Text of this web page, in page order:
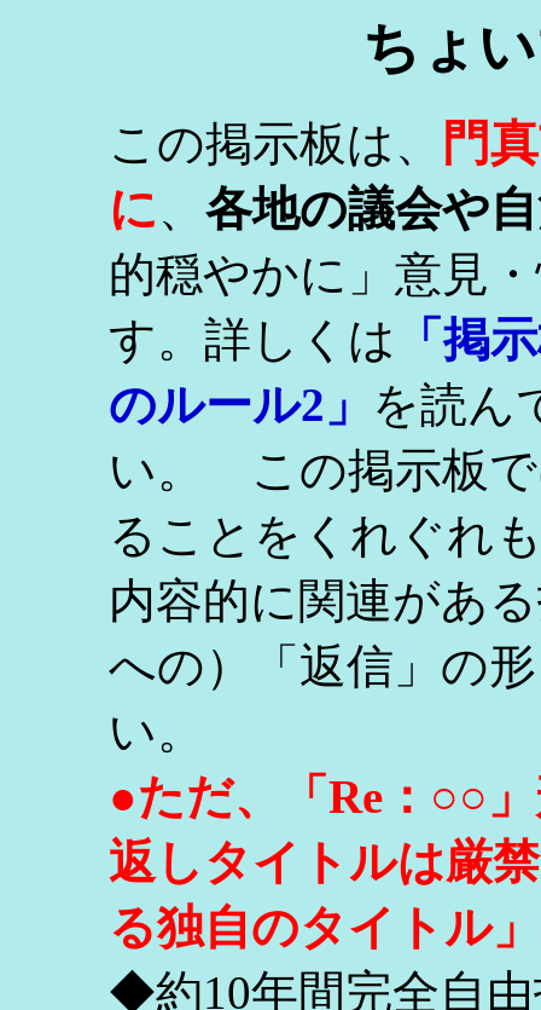
ちょ
この掲示板は、
門
に、 各地の議会や
的穏やかに」意見
す。詳しくは
「掲
のルール2」 を読ん
い。 この掲示板で
ることをくれぐれ
内容的に関連があ
への）「返信」の
い。
●ただ、「Re：○○
返しタイトルは厳
る独自のタイトル
◆約10年間完全自